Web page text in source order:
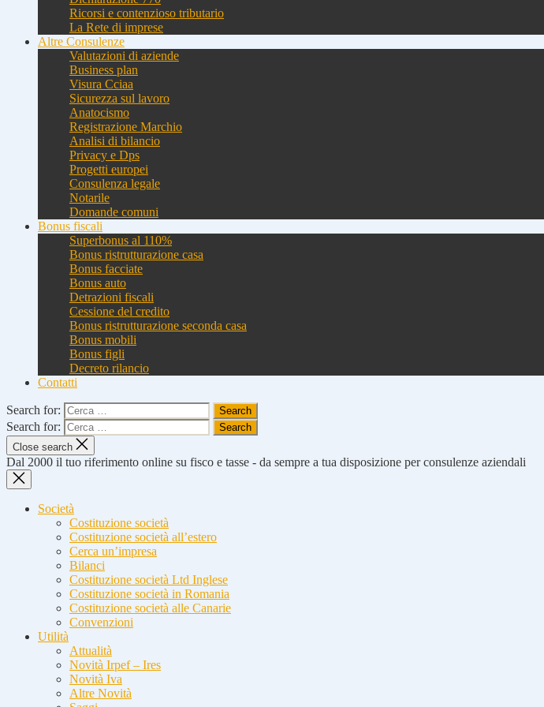
Ricorsi e contenzioso tributario
La Rete di imprese
Altre Consulenze
Valutazioni di aziende
Business plan
Visura Cciaa
Sicurezza sul lavoro
Anatocismo
Registrazione Marchio
Analisi di bilancio
Privacy e Dps
Progetti europei
Consulenza legale
Notarile
Domande comuni
Bonus fiscali
Superbonus al 110%
Bonus ristrutturazione casa
Bonus facciate
Bonus auto
Detrazioni fiscali
Cessione del credito
Bonus ristrutturazione seconda casa
Bonus mobili
Bonus figli
Decreto rilancio
Contatti
Search for:
Search for:
Close search
Dal 2000 il tuo riferimento online su fisco e tasse - da sempre a tua disposizione per consulenze aziendali
Società
Costituzione società
Costituzione società all’estero
Cerca un’impresa
Bilanci
Costituzione società Ltd Inglese
Costituzione società in Romania
Costituzione società alle Canarie
Convenzioni
Utilità
Attualità
Novità Irpef – Ires
Novità Iva
Altre Novità